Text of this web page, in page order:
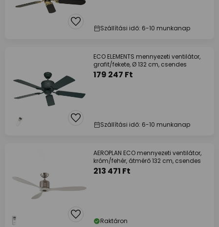
Szállítási idő: 6-10 munkanap
ECO ELEMENTS mennyezeti ventilátor,
grafit/fekete, Ø 132 cm, csendes
179 247 Ft
Szállítási idő: 6-10 munkanap
AEROPLAN ECO mennyezeti ventilátor,
króm/fehér, átmérő 132 cm, csendes
213 471 Ft
Raktáron